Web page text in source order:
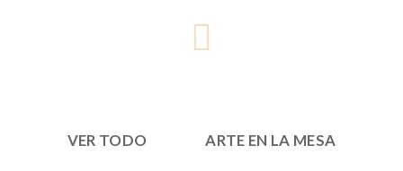
VER TODO ARTE EN LA MESA